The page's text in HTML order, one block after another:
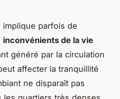
parfois de
inconvénients de la vie
généré par la circulation
affecter la tranquillité
ne disparaît pas